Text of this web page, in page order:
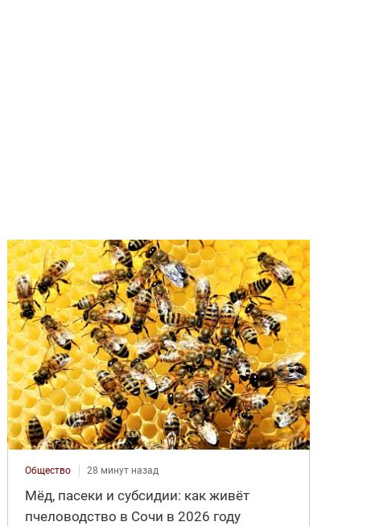
Общество 28 минут назад
Мёд, пасеки и субсидии: как живёт
пчеловодство в Сочи в 2026 году